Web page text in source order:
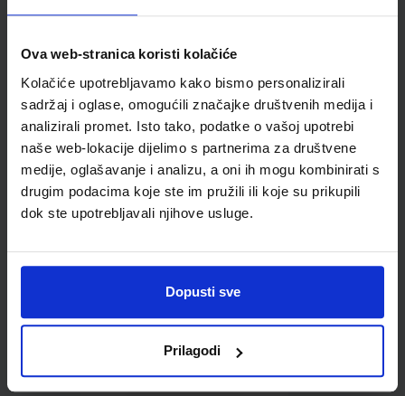
Ova web-stranica koristi kolačiće
Kolačiće upotrebljavamo kako bismo personalizirali
sadržaj i oglase, omogućili značajke društvenih medija i
analizirali promet. Isto tako, podatke o vašoj upotrebi
naše web-lokacije dijelimo s partnerima za društvene
medije, oglašavanje i analizu, a oni ih mogu kombinirati s
drugim podacima koje ste im pružili ili koje su prikupili
dok ste upotrebljavali njihove usluge.
Dopusti sve
Prilagodi
Omot PVC za školske
udžbenike; dimenzije
421x277; tip 261
0,85 €